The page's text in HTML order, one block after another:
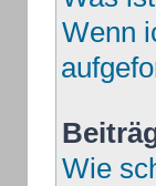
Wenn
Wie